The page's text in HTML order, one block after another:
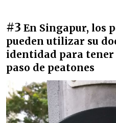
#3 En Singapur, los
pueden utilizar su
identidad para tener
paso de peatones